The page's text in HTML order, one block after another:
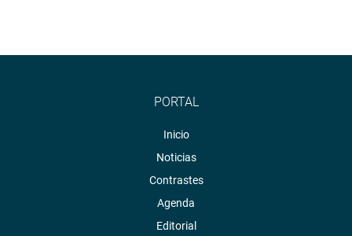
Previamente, la parlamentaria recorrió el lugar pudiendo
infraestructura como en equipamiento del área de
PORTAL
Inicio
Noticias
Contrastes
Agenda
Editorial